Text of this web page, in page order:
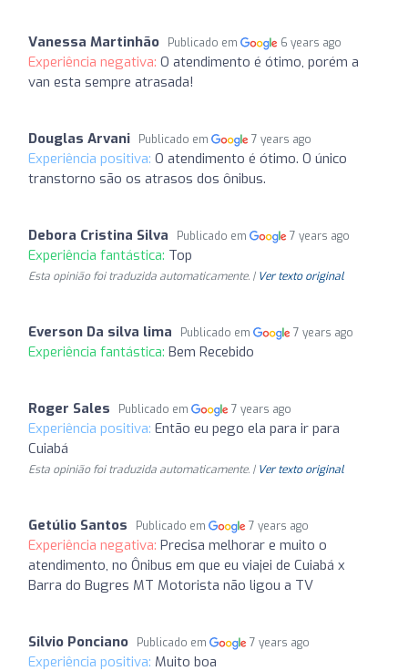
Vanessa Martinhão Publicado em 6 years ago
Experiência negativa: O atendimento é ótimo, porém a
van esta sempre atrasada!
Douglas Arvani Publicado em 7 years ago
Experiência positiva: O atendimento é ótimo. O único
transtorno são os atrasos dos ônibus.
Debora Cristina Silva Publicado em 7 years ago
Experiência fantástica: Top
Esta opinião foi traduzida automaticamente. | Ver texto original
Everson Da silva lima Publicado em 7 years ago
Experiência fantástica: Bem Recebido
Roger Sales Publicado em 7 years ago
Experiência positiva: Então eu pego ela para ir para
Cuiabá
Esta opinião foi traduzida automaticamente. | Ver texto original
Getúlio Santos Publicado em 7 years ago
Experiência negativa: Precisa melhorar e muito o
atendimento, no Ônibus em que eu viajei de Cuiabá x
Barra do Bugres MT Motorista não ligou a TV
Silvio Ponciano Publicado em 7 years ago
Experiência positiva: Muito boa